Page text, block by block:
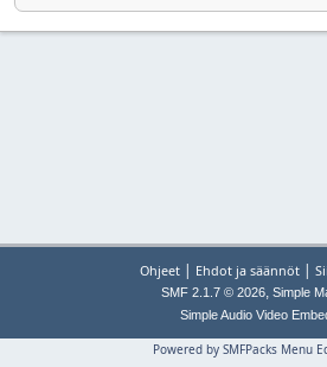
Ohjeet | Ehdot ja säännöt |
SMF 2.1.7 © 2026, Simple
Simple Audio Video
Powered by SMFPacks Menu